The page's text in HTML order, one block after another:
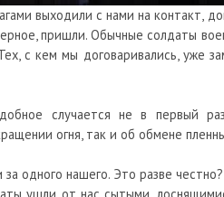
выходили с нами на контакт,
пришли. Обычные солдаты
с кем мы договаривались, уже
случается не в первый
огня, так и об обмене
одного нашего. Это разве